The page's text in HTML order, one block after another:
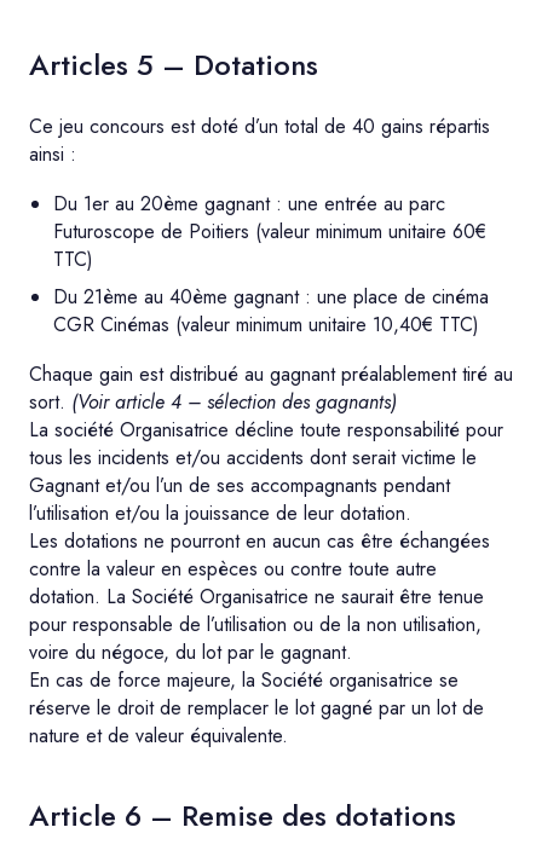
Articles 5 – Dotations
Ce jeu concours est doté d’un total de 40 gains répartis
ainsi :
Du 1er au 20ème gagnant : une entrée au parc
Futuroscope de Poitiers (valeur minimum unitaire 60€
TTC)
Du 21ème au 40ème gagnant : une place de cinéma
CGR Cinémas (valeur minimum unitaire 10,40€ TTC)
Chaque gain est distribué au gagnant préalablement tiré au
sort. (Voir article 4 – sélection des gagnants)
La société Organisatrice décline toute responsabilité pour
tous les incidents et/ou accidents dont serait victime le
Gagnant et/ou l’un de ses accompagnants pendant
l’utilisation et/ou la jouissance de leur dotation.
Les dotations ne pourront en aucun cas être échangées
contre la valeur en espèces ou contre toute autre
dotation. La Société Organisatrice ne saurait être tenue
pour responsable de l’utilisation ou de la non utilisation,
voire du négoce, du lot par le gagnant.
En cas de force majeure, la Société organisatrice se
réserve le droit de remplacer le lot gagné par un lot de
nature et de valeur équivalente.
Article 6 – Remise des dotations